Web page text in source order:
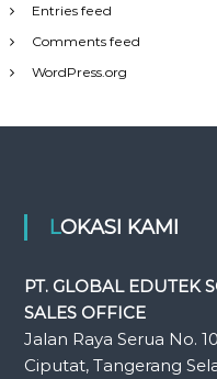
Entries feed
Comments feed
WordPress.org
LOKASI KAMI
PT. GLOBAL EDUTEK
SALES OFFICE
Jalan Raya Serua No. 10
Ciputat, Tangerang